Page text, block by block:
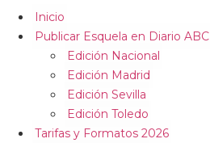
Inicio
Publicar Esquela en Diario ABC
Edición Nacional
Edición Madrid
Edición Sevilla
Edición Toledo
Tarifas y Formatos 2026